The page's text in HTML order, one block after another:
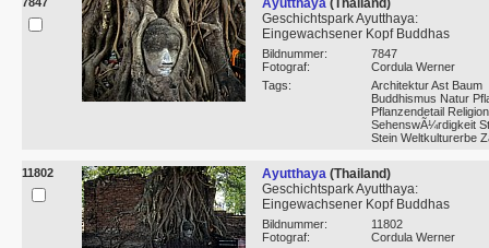
Ayutthaya (Thailand)
Geschichtspark Ayutthaya:
Eingewachsener Kopf Buddhas
Bildnummer:
7847
Fotograf:
Cordula Werner
Tags:
Architektur Ast Baum
Buddhismus Natur
Pflanzendetail Religion
SehenswÃ¼rdigkeit
Stein Weltkulturerbe
11802 Ayutthaya (Thailand)
Geschichtspark Ayutthaya:
Eingewachsener Kopf Buddhas
Bildnummer:
11802
Fotograf:
Cordula Werner